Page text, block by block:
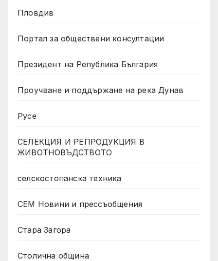
Пловдив
Портал за обществени консултации
Президент на Република България
Проучване и поддържане на река Дунав
Русе
СЕЛЕКЦИЯ И РЕПРОДУКЦИЯ В
ЖИВОТНОВЪДСТВОТО
селскостопанска техника
СЕМ Новини и прессъобщения
Стара Загора
Столична община